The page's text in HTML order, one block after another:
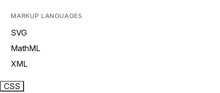
MARKUP LANGUAGES
SVG
MathML
XML
CSS